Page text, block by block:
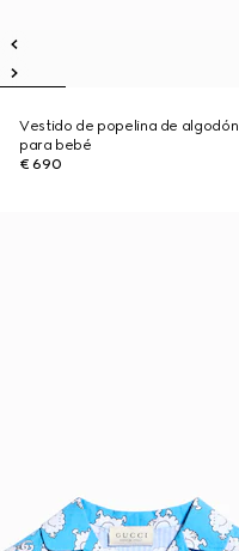
Vestido de popelina de algodón
para bebé
€ 690